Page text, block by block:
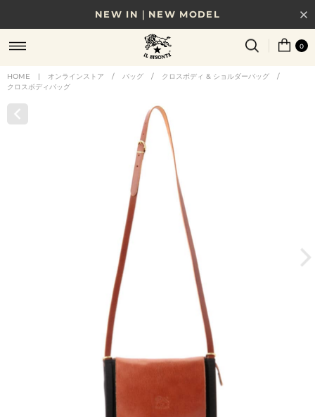
NEW IN｜NEW MODEL
8/17(月)10時まで｜税込11,000円以上で送料無料
贈る相手やシーンから選べる、新しいギフトガイド
0
HOME | オンラインストア / バッグ / クロスボディ & ショルダーバッグ
/
クロスボディバッグ